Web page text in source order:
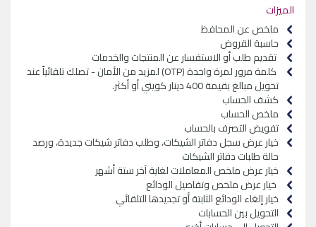
الميزات
ملخص عن المحافظ
حاسبة القروض
تقديم طلب أو الاستفسار عن المنتجات والخدمات
كلمة مرور لمرة واحدة (OTP) لمزيد من الأمان - تصلك تلقائياً عند
تحويل مبالغ بقيمة 400 دينار كويتي أو أكثر.
كشف الحساب
ملخص الحساب
تفويض التصرف بالحساب
خيار عرض سجل دفاتر الشيكات، وطلب دفاتر شيكات جديدة، ورصد
حالة طلبات دفاتر الشيكات
خيار عرض ملخص المعاملات لغاية آخر ستة أشهر
خيار عرض ملخص وتفاصيل الودائع
خيار إلغاء الودائع الثابتة أو تجديدها التلقائي
التحويل بين الحسابات